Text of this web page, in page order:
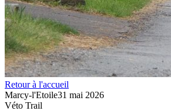
Retour à l'accueil
Marcy-l'Etoile31 mai 2026
Véto Trail